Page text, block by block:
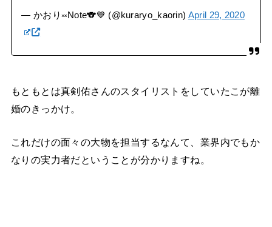
— かおり༞Note🐨💙 (@kuraryo_kaorin) April 29, 2020
もともとは真剣佑さんのスタイリストをしていたこが離
婚のきっかけ。
これだけの面々の大物を担当するなんて、業界内でもか
なりの実力者だということが分かりますね。